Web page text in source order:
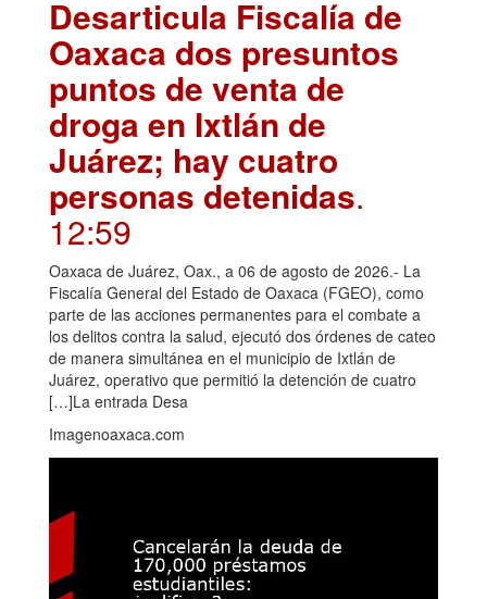
Desarticula Fiscalía de
Oaxaca dos presuntos
puntos de venta de
droga en Ixtlán de
Juárez; hay cuatro
personas detenidas.
12:59
Oaxaca de Juárez, Oax., a 06 de agosto de 2026.- La
Fiscalía General del Estado de Oaxaca (FGEO), como
parte de las acciones permanentes para el combate a
los delitos contra la salud, ejecutó dos órdenes de cateo
de manera simultánea en el municipio de Ixtlán de
Juárez, operativo que permitió la detención de cuatro
[…]La entrada Desa
Imagenoaxaca.com